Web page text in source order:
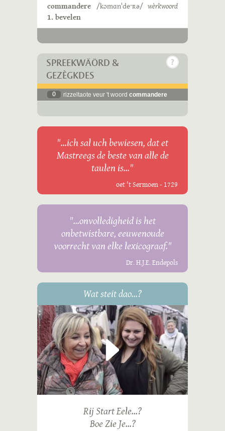
commandere /kɔmɑnˈdeˑʀə/ wèrkwoord
1. bevelen
SPREEKWÄÖRD &
GEZÈGKDES
0 rizzeltaote veur 't woord commandere
"...ich sal uch bewiesen, dat et
Mastreegs de beste van alle de
taulen is..."
oet 't Sermoen - 1729
"...onvolledigheid is het
onbetwistbare, eeuwenoude
voorrecht van elke lexicograaf."
Dr. H.J.E. Endepols
Wat steit dao...?
Rij Start Eele...?
Boe Zie Je...?